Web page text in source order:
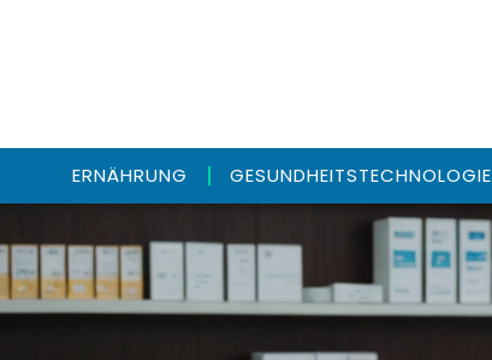
ERNÄHRUNG GESUNDHEITSTECHNOLOGIE